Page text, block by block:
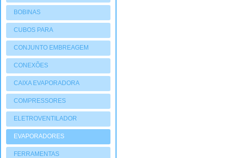
PNEUMATIOCOS
BOBINAS
CUBOS PARA
COMPRESSORES
CONJUNTO EMBREAGEM
CONEXÕES
CAIXA EVAPORADORA
COMPRESSORES
ELETROVENTILADOR
EVAPORADORES
FERRAMENTAS